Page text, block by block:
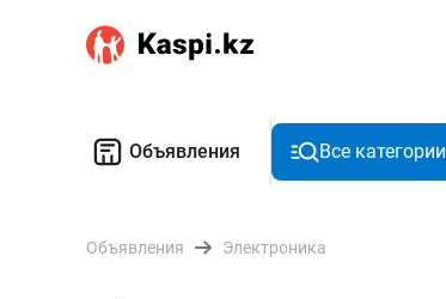
Объявления Все категории
Объявления Электроника